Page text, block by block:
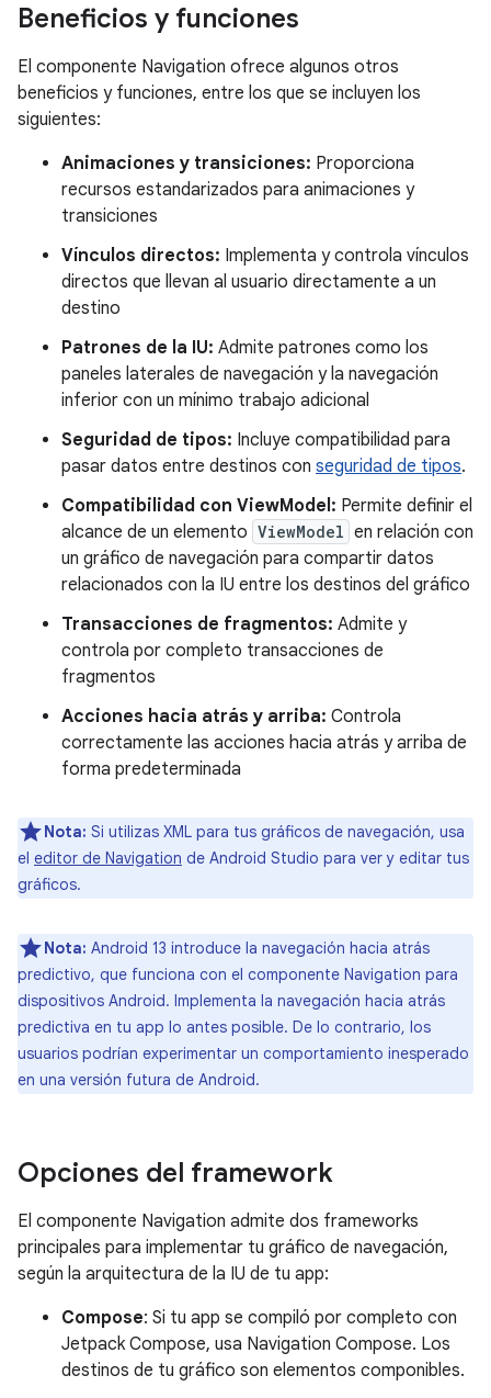
Beneficios y funciones
El componente Navigation ofrece algunos otros
beneficios y funciones, entre los que se incluyen los
siguientes:
Animaciones y transiciones: Proporciona
recursos estandarizados para animaciones y
transiciones
Vínculos directos: Implementa y controla vínculos
directos que llevan al usuario directamente a un
destino
Patrones de la IU: Admite patrones como los
paneles laterales de navegación y la navegación
inferior con un mínimo trabajo adicional
Seguridad de tipos: Incluye compatibilidad para
pasar datos entre destinos con seguridad de tipos.
Compatibilidad con ViewModel: Permite definir el
alcance de un elemento ViewModel en relación con
un gráfico de navegación para compartir datos
relacionados con la IU entre los destinos del gráfico
Transacciones de fragmentos: Admite y
controla por completo transacciones de
fragmentos
Acciones hacia atrás y arriba: Controla
correctamente las acciones hacia atrás y arriba de
forma predeterminada
Nota: Si utilizas XML para tus gráficos de navegación, usa
el editor de Navigation de Android Studio para ver y editar tus
gráficos.
Nota: Android 13 introduce la navegación hacia atrás
predictivo, que funciona con el componente Navigation para
dispositivos Android. Implementa la navegación hacia atrás
predictiva en tu app lo antes posible. De lo contrario, los
usuarios podrían experimentar un comportamiento inesperado
en una versión futura de Android.
Opciones del framework
El componente Navigation admite dos frameworks
principales para implementar tu gráfico de navegación,
según la arquitectura de la IU de tu app:
Compose: Si tu app se compiló por completo con
Jetpack Compose, usa Navigation Compose. Los
destinos de tu gráfico son elementos componibles.